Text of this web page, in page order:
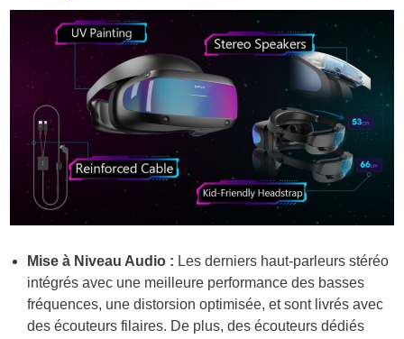
Mise à Niveau Audio : Les derniers haut-parleurs stéréo
intégrés avec une meilleure performance des basses
fréquences, une distorsion optimisée, et sont livrés avec
des écouteurs filaires. De plus, des écouteurs dédiés